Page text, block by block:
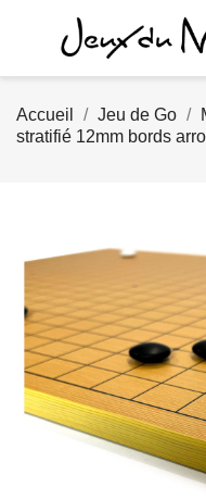
Accueil Jeu de Go
stratifié 12mm bords